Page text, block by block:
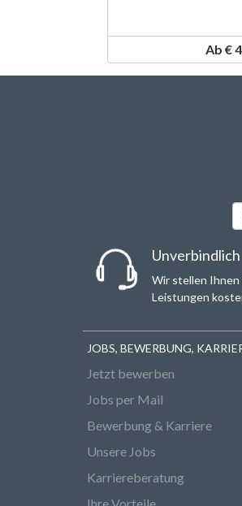
Ab €
Unverbindlich
Wir stellen
Leistungen
JOBS, BEWERBUNG,
Jetzt bewerben
Jobs per Mail
Bewerbung & Karriere
Unsere Jobs
Karriereberatung
Ihre Vorteile